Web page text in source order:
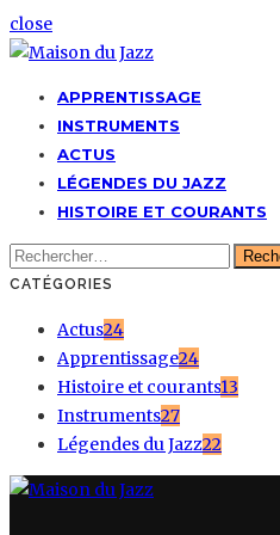
close
APPRENTISSAGE
INSTRUMENTS
ACTUS
LÉGENDES DU JAZZ
HISTOIRE ET COURANTS
Rechercher :
CATÉGORIES
Actus24
Apprentissage24
Histoire et courants13
Instruments27
Légendes du Jazz22